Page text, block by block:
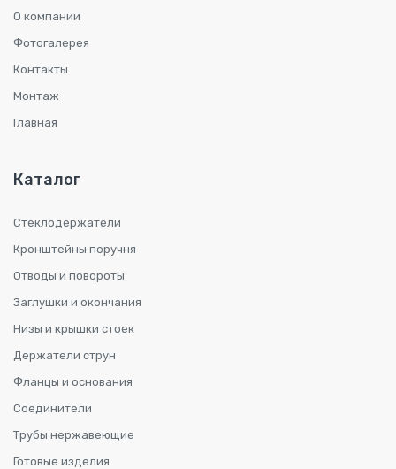
О компании
Фотогалерея
Контакты
Монтаж
Главная
Каталог
Стеклодержатели
Кронштейны поручня
Отводы и повороты
Заглушки и окончания
Низы и крышки стоек
Держатели струн
Фланцы и основания
Соединители
Трубы нержавеющие
Готовые изделия